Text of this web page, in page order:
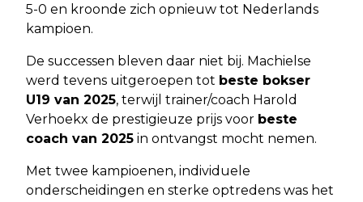
5-0 en kroonde zich opnieuw tot Nederlands
kampioen.
De successen bleven daar niet bij. Machielse
werd tevens uitgeroepen tot beste bokser
U19 van 2025, terwijl trainer/coach Harold
Verhoekx de prestigieuze prijs voor beste
coach van 2025 in ontvangst mocht nemen.
Met twee kampioenen, individuele
onderscheidingen en sterke optredens was het